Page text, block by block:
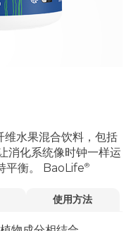
维水果混合饮料，包括
消化系统像时钟一样运
平衡。
BaoLife
使用方法